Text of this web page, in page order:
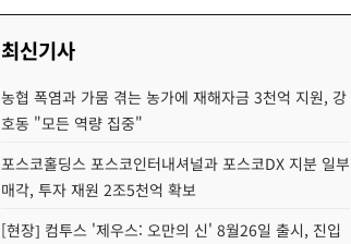
최신기사
농협 폭염과 가뭄 겪는 농가에 재해자금 3천억 지원, 강
호동 "모든 역량 집중"
포스코홀딩스 포스코인터내셔널과 포스코DX 지분 일부
매각, 투자 재원 2조5천억 확보
[현장] 컴투스 '제우스: 오만의 신' 8월26일 출시, 진입